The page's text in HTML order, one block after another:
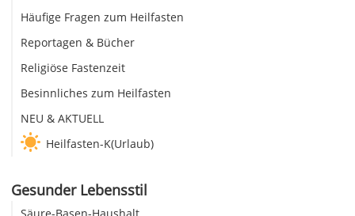
Häufige Fragen zum Heilfasten
Reportagen & Bücher
Religiöse Fastenzeit
Besinnliches zum Heilfasten
NEU & AKTUELL
Heilfasten-K(Urlaub)
Gesunder Lebensstil